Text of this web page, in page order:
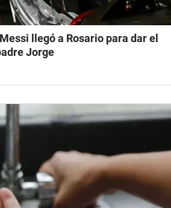
llegó a Rosario para dar el
Jorge